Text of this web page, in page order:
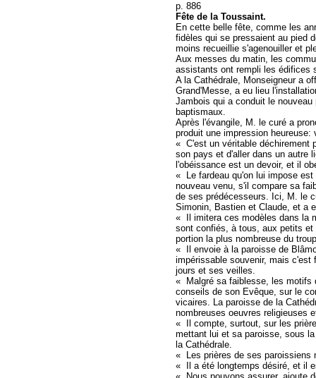
p. 886
Fête de la Toussaint.
En cette belle fête, comme les
fidèles qui se pressaient au pied
moins recueillie s'agenouiller et
Aux messes du matin, les
assistants ont rempli les édifices
A la Cathédrale, Monseigneur a
Grand'Messe, a eu lieu
Jambois qui a conduit le
baptismaux.
Après l'évangile, M. le curé a
produit une impression
« C'est un véritable déchirement
son pays et d'aller dans un autre
l'obéissance est un devoir, et il
« Le fardeau qu'on lui impose
nouveau venu, s'il compare sa
de ses prédécesseurs. Ici, M. le
Simonin, Bastien et Claude, et a
« Il imitera ces modèles dans la
sont confiés, à tous, aux petits
portion la plus nombreuse du
« Il envoie à la paroisse de
impérissable souvenir, mais
jours et ses veilles.
« Malgré sa faiblesse, les motifs
conseils de son Evêque, sur le
vicaires. La paroisse de la
nombreuses oeuvres religieuses
« Il compte, surtout, sur les
mettant lui et sa paroisse, sous
la Cathédrale.
« Les prières de ses paroissiens
« Il a été longtemps désiré, et il